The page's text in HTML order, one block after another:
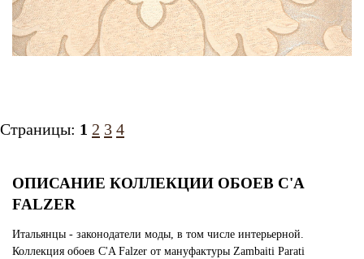
Страницы: 1 2 3 4
ОПИСАНИЕ КОЛЛЕКЦИИ ОБОЕВ C'A
FALZER
Итальянцы - законодатели моды, в том числе интерьерной.
Коллекция обоев C'A Falzer от мануфактуры Zambaiti Parati